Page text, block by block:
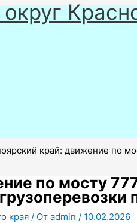
край: движение по
по мосту
края / От admin / 10.02.2026